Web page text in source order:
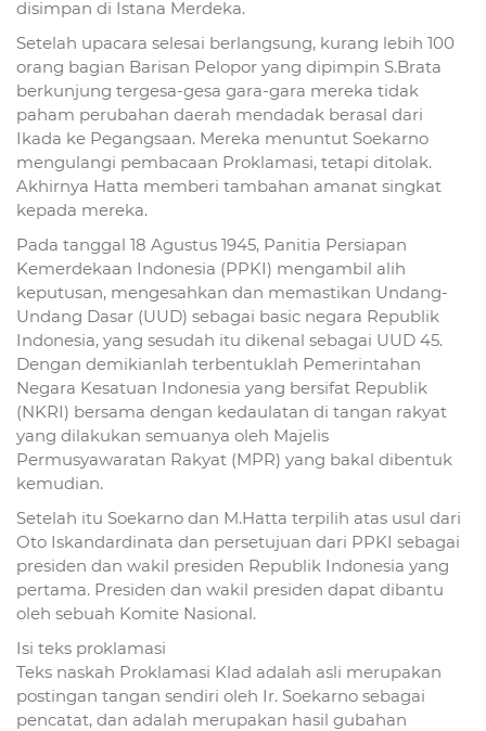
disimpan di Istana Merdeka.
Setelah upacara selesai berlangsung, kurang lebih 100
orang bagian Barisan Pelopor yang dipimpin S.Brata
berkunjung tergesa-gesa gara-gara mereka tidak
paham perubahan daerah mendadak berasal dari
Ikada ke Pegangsaan. Mereka menuntut Soekarno
mengulangi pembacaan Proklamasi, tetapi ditolak.
Akhirnya Hatta memberi tambahan amanat singkat
kepada mereka.
Pada tanggal 18 Agustus 1945, Panitia Persiapan
Kemerdekaan Indonesia (PPKI) mengambil alih
keputusan, mengesahkan dan memastikan Undang-
Undang Dasar (UUD) sebagai basic negara Republik
Indonesia, yang sesudah itu dikenal sebagai UUD 45.
Dengan demikianlah terbentuklah Pemerintahan
Negara Kesatuan Indonesia yang bersifat Republik
(NKRI) bersama dengan kedaulatan di tangan rakyat
yang dilakukan semuanya oleh Majelis
Permusyawaratan Rakyat (MPR) yang bakal dibentuk
kemudian.
Setelah itu Soekarno dan M.Hatta terpilih atas usul dari
Oto Iskandardinata dan persetujuan dari PPKI sebagai
presiden dan wakil presiden Republik Indonesia yang
pertama. Presiden dan wakil presiden dapat dibantu
oleh sebuah Komite Nasional.
Isi teks proklamasi
Teks naskah Proklamasi Klad adalah asli merupakan
postingan tangan sendiri oleh Ir. Soekarno sebagai
pencatat, dan adalah merupakan hasil gubahan